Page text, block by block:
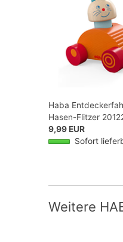
Haba
Hasen-Flitzer
9,99 EUR
Sofort
Weitere